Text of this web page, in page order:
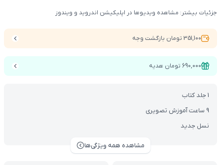
1 جلد کتاب
9 ساعت آموزش تصویری
نسل جدید
مشاهده همه ویژگی‌ها
جزئیات بیشتر: مشاهده ویدیوها در اپلیکیشن اندروید و ویندوز
351,100 تومان بازگشت وجه
690,000 تومان هدیه